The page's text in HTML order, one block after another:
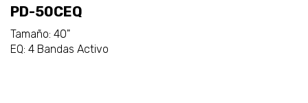
PD-50CEQ
Tamaño: 40"
EQ: 4 Bandas Activo